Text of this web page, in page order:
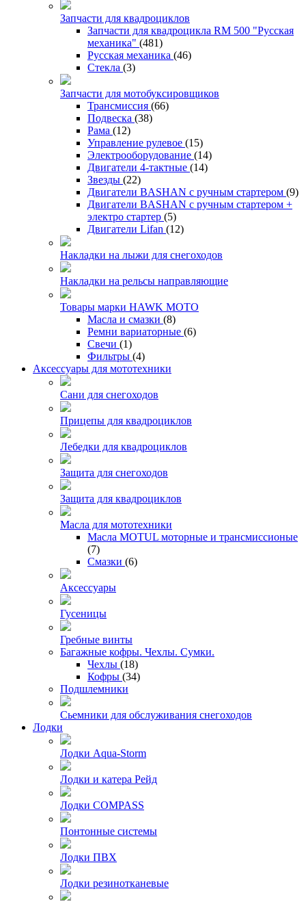
Запчасти для квадроциклов
Запчасти для квадроцикла RM 500 "Русская
механика" (481)
Русская механика (46)
Стекла (3)
Запчасти для мотобуксировщиков
Трансмиссия (66)
Подвеска (38)
Рама (12)
Управление рулевое (15)
Электрооборудование (14)
Двигатели 4-тактные (14)
Звезды (22)
Двигатели BASHAN с ручным стартером (9)
Двигатели BASHAN с ручным стартером +
электро стартер (5)
Двигатели Lifan (12)
Накладки на лыжи для снегоходов
Накладки на рельсы направляющие
Товары марки HAWK MOTO
Масла и смазки (8)
Ремни вариаторные (6)
Свечи (1)
Фильтры (4)
Аксессуары для мототехники
Сани для снегоходов
Прицепы для квадроциклов
Лебедки для квадроциклов
Защита для снегоходов
Защита для квадроциклов
Масла для мототехники
Масла MOTUL моторные и трансмиссионые
(7)
Смазки (6)
Аксессуары
Гусеницы
Гребные винты
Багажные кофры. Чехлы. Сумки.
Чехлы (18)
Кофры (34)
Подшлемники
Сьемники для обслуживания снегоходов
Лодки
Лодки Aqua-Storm
Лодки и катера Рейд
Лодки COMPASS
Понтонные системы
Лодки ПВХ
Лодки резинотканевые